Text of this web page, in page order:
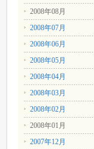
2008年08月
2008年07月
2008年06月
2008年05月
2008年04月
2008年03月
2008年02月
2008年01月
2007年12月